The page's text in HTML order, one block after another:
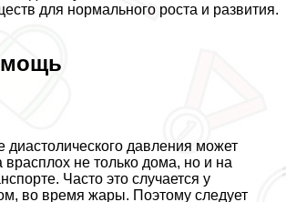
для нормального роста и развития.
диастолического давления может
врасплох не только дома, но и на
Часто это случается у
во время жары. Поэтому следует